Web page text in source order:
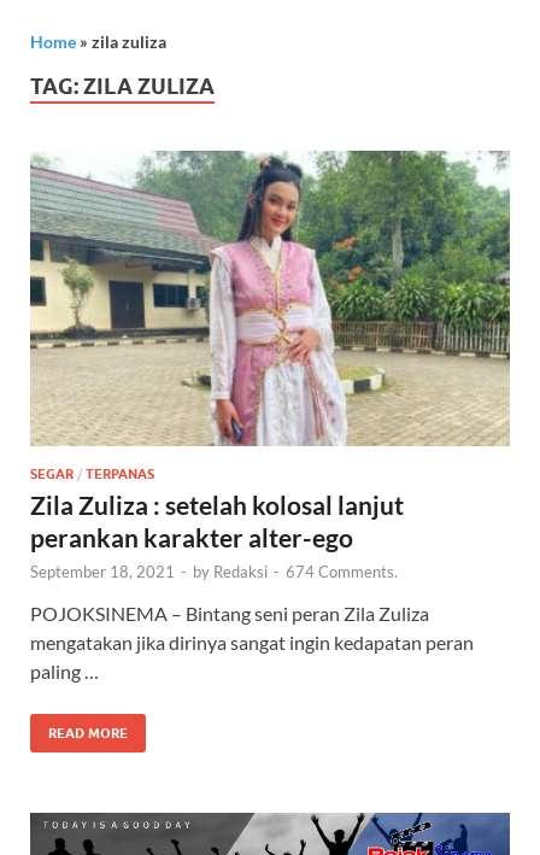
Home » zila zuliza
TAG:ZILA ZULIZA
SEGAR / TERPANAS
Zila Zuliza : setelah kolosal lanjut
perankan karakter alter-ego
September 18, 2021 - by Redaksi - 674 Comments.
POJOKSINEMA – Bintang seni peran Zila Zuliza
mengatakan jika dirinya sangat ingin kedapatan peran
paling …
READ MORE